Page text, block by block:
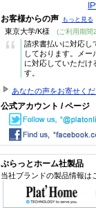
お客様からの声 もっと見る
東京大学/K様 (ご利用期間
“
請求書払いに対応し
しております。メー
に対応していただけ
す。
あなたの声をお寄せく
公式アカウント / ページ
ぷらっとホーム社製品
当社ブランドの製品情報は